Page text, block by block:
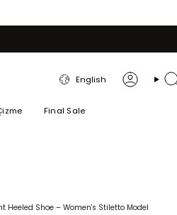
English Account
Final Sale
Heeled Shoe – Women's Stiletto Model